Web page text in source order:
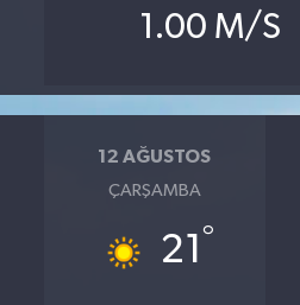
1.00 M/S
12 AĞUSTOS
ÇARŞAMBA
21 °